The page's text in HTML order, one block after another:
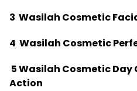
3 Wasilah Cosmetic
4 Wasilah Cosmetic
5 Wasilah Cosmetic
Action